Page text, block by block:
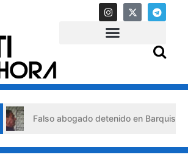
Falso abogado detenido en Barquisimeto: